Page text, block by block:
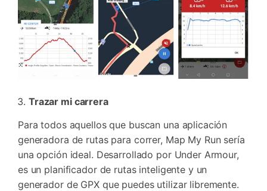
Trazar mi carrera
Para todos aquellos que buscan una aplicación
generadora de rutas para correr, Map My Run sería
una opción ideal. Desarrollado por Under Armour,
es un planificador de rutas inteligente y un
generador de GPX que puedes utilizar libremente.